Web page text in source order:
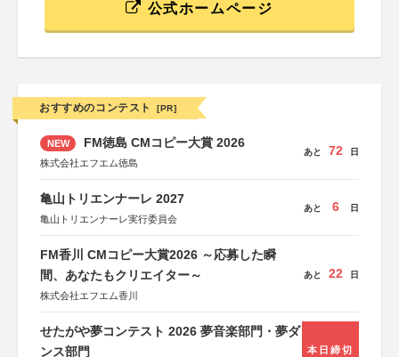
公式ホームページ
おすすめのコンテスト [PR]
NEW FM徳島 CMコピー大賞 2026
株式会社エフエム徳島
あと 72 日
亀山トリエンナーレ 2027
亀山トリエンナーレ実行委員会
あと 6 日
FM香川 CMコピー大賞2026 ～応募した瞬
間、あなたもクリエイター～
株式会社エフエム香川
あと 22 日
せたがや夢コンテスト 2026 夢音楽部門・夢ダ
ンス部門
本日締切